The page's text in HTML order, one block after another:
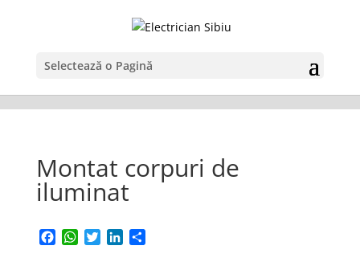
Selectează o Pagină
Montat corpuri de
iluminat
Facebook
WhatsApp
TwitterLinkedIn